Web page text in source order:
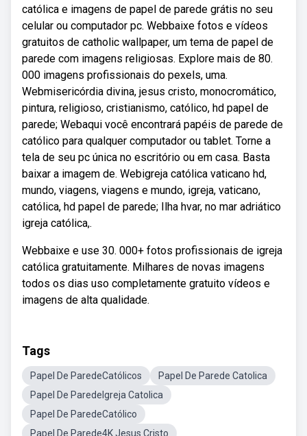
católica e imagens de papel de parede grátis no seu
celular ou computador pc. Webbaixe fotos e vídeos
gratuitos de catholic wallpaper, um tema de papel de
parede com imagens religiosas. Explore mais de 80.
000 imagens profissionais do pexels, uma.
Webmisericórdia divina, jesus cristo, monocromático,
pintura, religioso, cristianismo, católico, hd papel de
parede; Webaqui você encontrará papéis de parede de
católico para qualquer computador ou tablet. Torne a
tela de seu pc única no escritório ou em casa. Basta
baixar a imagem de. Webigreja católica vaticano hd,
mundo, viagens, viagens e mundo, igreja, vaticano,
católica, hd papel de parede; Ilha hvar, no mar adriático
igreja católica,.
Webbaixe e use 30. 000+ fotos profissionais de igreja
católica gratuitamente. Milhares de novas imagens
todos os dias uso completamente gratuito vídeos e
imagens de alta qualidade.
Tags
Papel De ParedeCatólicos
Papel De Parede Catolica
Papel De ParedeIgreja Catolica
Papel De ParedeCatólico
Papel De Parede4K Jesus Cristo